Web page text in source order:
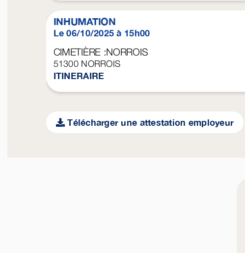
INHUMATION
Le 06/10/2025 à 15h00
CIMETIÈRE :NORROIS
51300 NORROIS
ITINERAIRE
Télécharger une attestation employeur